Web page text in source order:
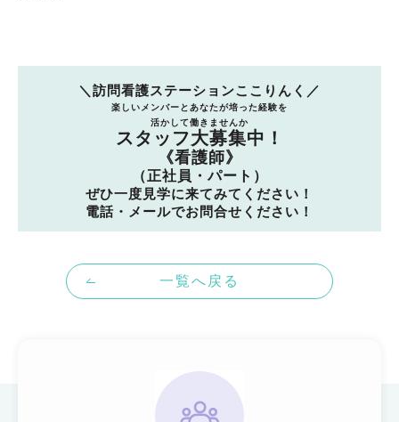
＼訪問看護ステーションここりんく／
楽しいメンバーとあなたが培った経験を
活かして働きませんか
スタッフ大募集中！
《看護師》
（正社員・パート）
ぜひ一度見学に来てみてください！
電話・メールでお問合せください！
一覧へ戻る